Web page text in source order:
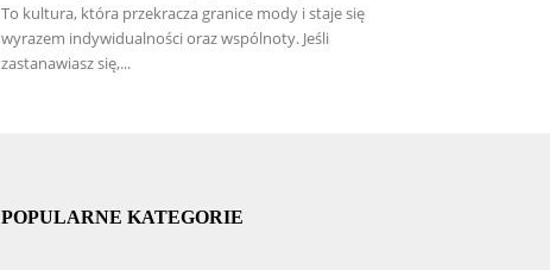
To kultura, która przekracza granice mody i staje się
wyrazem indywidualności oraz wspólnoty. Jeśli
zastanawiasz się,...
POPULARNE KATEGORIE